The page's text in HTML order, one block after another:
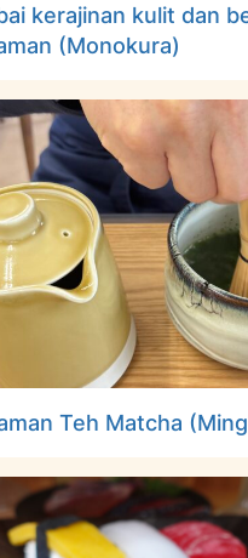
kerajinan kulit dan
(Monokura)
Teh Matcha